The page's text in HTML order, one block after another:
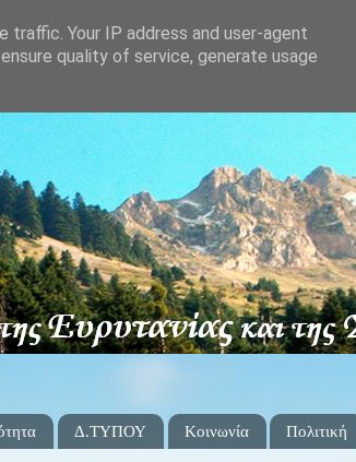
Δ.ΤΥΠΟΥ Κοινωνία Πολιτική
Your IP address and user-agent
quality of service, generate usage